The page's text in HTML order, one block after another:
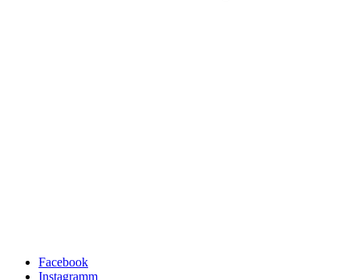
Facebook
Instagramm